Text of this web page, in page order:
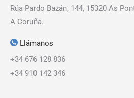
Rúa Pardo Bazán, 144, 15320 As
A Coruña.
Llámanos
+34 676 128 836
+34 910 142 346